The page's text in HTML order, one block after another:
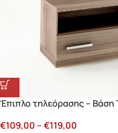
Έπιπλο τηλεόρασης – Βάση
€109,00 – €119,00